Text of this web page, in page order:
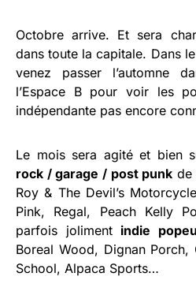
Octobre arrive. Et sera
dans toute la capitale. Dans
venez passer l’automne
l’Espace B pour voir les
indépendante pas encore
Le mois sera agité et bien
rock / garage / post punk de
Roy & The Devil’s
Pink, Regal, Peach Kelly
parfois joliment indie
Boreal Wood, Dignan
School, Alpaca Sports…